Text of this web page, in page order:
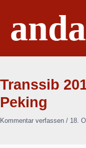
springen
Transsib
Peking
Kommentar verfassen / 18.